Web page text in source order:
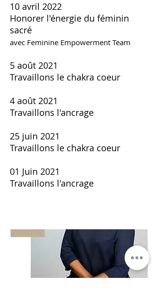
10 avril 2022
Honorer l'énergie du féminin
sacré
avec Feminine Empowerment Team
5 août 2021
Travaillons le chakra coeur
4 août 2021​
Travaillons l'ancrage
25 juin 2021
Travaillons le chakra coeur
01 Juin 2021
Travaillons l'ancrage